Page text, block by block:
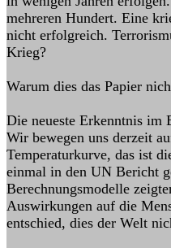
mehreren Hundert. Eine
nicht erfolgreich.
Krieg?
Warum dies das Papier
Die neueste Erkenntnis im
Wir bewegen uns derzeit
Temperaturkurve, das ist
einmal in den UN Bericht
Berechnungsmodelle
Auswirkungen auf die
entschied, dies der Welt